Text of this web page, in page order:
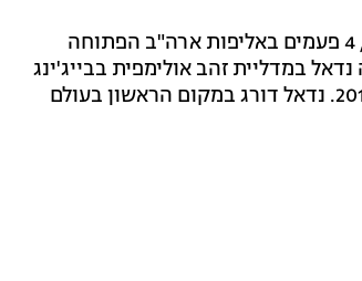
בסך הכל זכה נדאל 14 פעמים באליפות צרפת הפתוחה, ה"רולן גרוס", 4 פעמים באליפות ארה"ב הפתוחה
במדליית זהב אולימפית בבייג'ינג
2008 בטורניר היחידים, ובמדליית זהב נוספת בטורניר הזוגות בריו 2016. נדאל דורג במקום הראשון בעולם